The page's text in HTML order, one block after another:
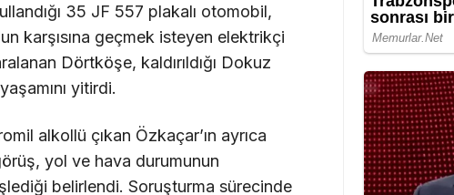
35 JF 557 plakalı otomobil,
karşısına geçmek isteyen elektrikçi
Dörtköşe, kaldırıldığı Dokuz
yitirdi.
alkollü çıkan Özkaçar’ın ayrıca
yol ve hava durumunun
belirlendi. Soruşturma sürecinde